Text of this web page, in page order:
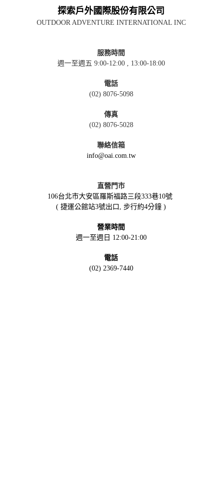
探索戶外國際股份有限公司
OUTDOOR ADVENTURE INTERNATIONAL INC
服務時間
週一至週五 9:00-12:00 , 13:00-18:00
電話
(02) 8076-5098
傳真
(02) 8076-5028
聯絡信箱
info@oai.com.tw
直營門市
106台北市大安區羅斯福路三段333巷10號
( 捷運公館站3號出口, 步行約4分鐘 )
營業時間
週一至週日 12:00-21:00
電話
(02) 2369-7440